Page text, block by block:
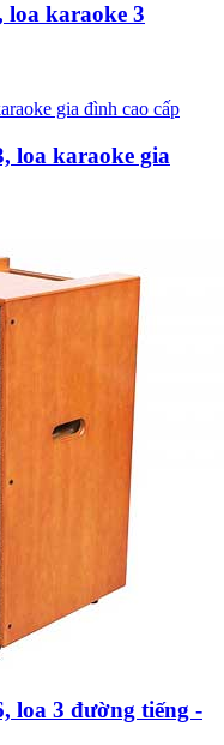
loa karaoke 3
loa karaoke gia
loa 3 đường tiếng -